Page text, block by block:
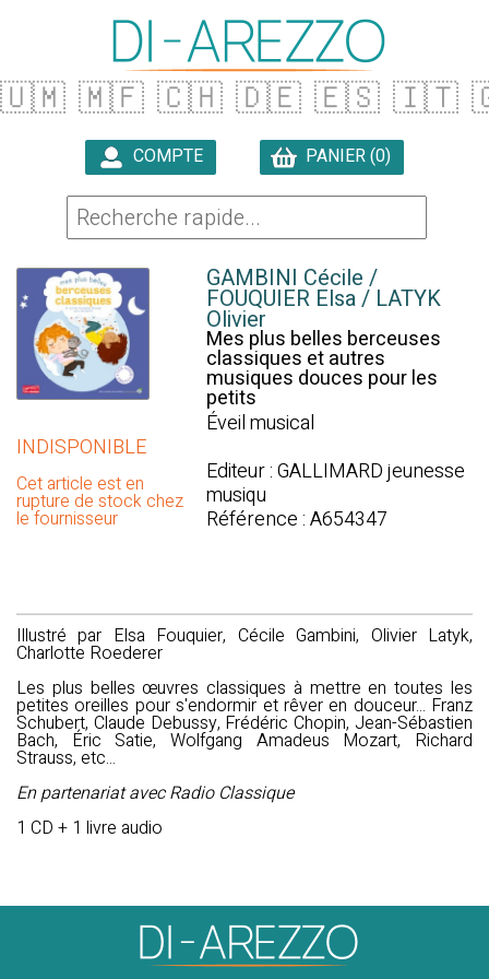
🇺🇲 🇲🇫 🇨🇭 🇩🇪 🇪🇸 🇮🇹
COMPTE PANIER (0)
INDISPONIBLE
Cet article est en
rupture de stock chez
le fournisseur
GAMBINI Cécile /
FOUQUIER Elsa / LATYK
Olivier
Mes plus belles berceuses
classiques et autres
musiques douces pour les
petits
Éveil musical
Editeur : GALLIMARD jeunesse
musiqu
Référence : A654347
Illustré par Elsa Fouquier, Cécile Gambini, Olivier Latyk,
Charlotte Roederer
Les plus belles œuvres classiques à mettre en toutes les
petites oreilles pour s'endormir et rêver en douceur... Franz
Schubert, Claude Debussy, Frédéric Chopin, Jean-Sébastien
Bach, Éric Satie, Wolfgang Amadeus Mozart, Richard
Strauss, etc...
En partenariat avec Radio Classique
1 CD + 1 livre audio